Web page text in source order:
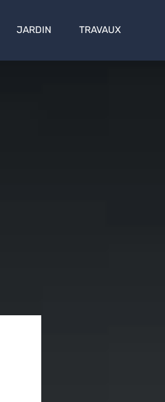
JARDIN TRAVAUX